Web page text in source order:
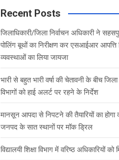
c
Recent Posts
जिलाधिकारी/जिला निर्वाचन अधिकारी ने
पोलिंग बूथों का निरीक्षण कर एसआईआर आपत्ति
व्यवस्थाओं का लिया जायजा
भारी से बहुत भारी वर्षा की चेतावनी के बीच
विभागों को हाई अलर्ट पर रहने के निर्देश
मानसून आपदा से निपटने की तैयारियों का होगा
जनपद के सात स्थानों पर मॉक ड्रिल
विद्यालयी शिक्षा विभाग में वरिष्ठ अधिकारियों को